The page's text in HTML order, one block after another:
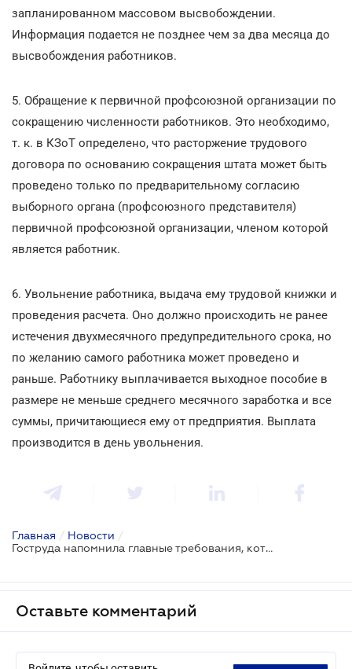
запланированном массовом высвобождении.
Информация подается не позднее чем за два месяца до
высвобождения работников.
5. Обращение к первичной профсоюзной организации по
сокращению численности работников. Это необходимо,
т. к. в КЗоТ определено, что расторжение трудового
договора по основанию сокращения штата может быть
проведено только по предварительному согласию
выборного органа (профсоюзного представителя)
первичной профсоюзной организации, членом которой
является работник.
6. Увольнение работника, выдача ему трудовой книжки и
проведения расчета. Оно должно происходить не ранее
истечения двухмесячного предупредительного срока, но
по желанию самого работника может проведено и
раньше. Работнику выплачивается выходное пособие в
размере не меньше среднего месячного заработка и все
суммы, причитающиеся ему от предприятия. Выплата
производится в день увольнения.
Главная / Новости /
Гоструда напомнила главные требования, которые должны соблюдать работодатели при увольнении работников
Оставьте комментарий